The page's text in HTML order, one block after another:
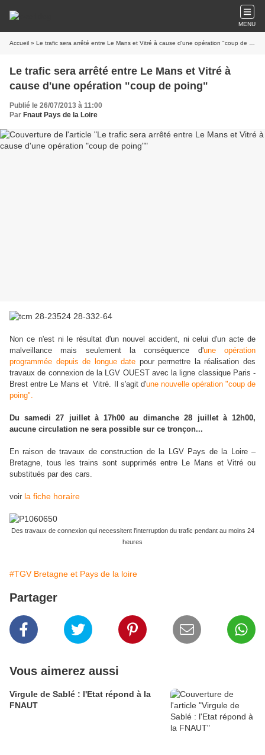
MENU
Accueil » Le trafic sera arrêté entre Le Mans et Vitré à cause d'une opération "coup de poing"
Le trafic sera arrêté entre Le Mans et Vitré à
cause d'une opération "coup de poing"
Publié le 26/07/2013 à 11:00
Par Fnaut Pays de la Loire
Non ce n'est ni le résultat d'un nouvel accident, ni celui d'un acte de
malveillance mais seulement la conséquence d'une opération
programmée depuis de longue date pour permettre la réalisation des
travaux de connexion de la LGV OUEST avec la ligne classique Paris -
Brest entre Le Mans et Vitré. Il s'agit d'une nouvelle opération "coup de
poing".
Du samedi 27 juillet à 17h00 au dimanche 28 juillet à 12h00,
aucune circulation ne sera possible sur ce tronçon...
En raison de travaux de construction de la LGV Pays de la Loire –
Bretagne, tous les trains sont supprimés entre Le Mans et Vitré ou
substitués par des cars.
voir la fiche horaire
Des travaux de connexion qui necessitent l'interruption du trafic pendant au moins 24
heures
#TGV Bretagne et Pays de la loire
Partager
Vous aimerez aussi
Virgule de Sablé : l'Etat répond à la
FNAUT